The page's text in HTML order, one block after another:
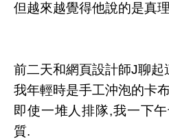
但越來越覺得他說的是真
前二天和網頁設計師J聊起
我年輕時是手工沖泡的卡
即使一堆人排隊,我一下
質.